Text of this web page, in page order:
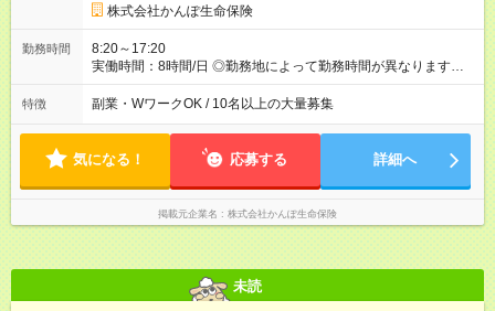
株式会社かんぽ生命保険
勤務時間
8:20～17:20
実働時間：8時間/日 ◎勤務地によって勤務時間が異なります
（8：20～17：20、8：50～17：50など） ◎残業時間は月平均
9.4時間です。
特徴 副業・WワークOK / 10名以上の大量募集
気になる！ 応募する 詳細へ
掲載元企業名 株式会社かんぽ生命保険
未読